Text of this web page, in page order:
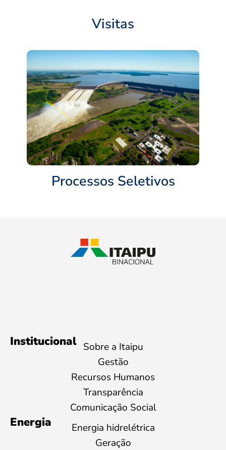
Visitas
Processos Seletivos
Institucional Sobre a Itaipu
Gestão
Recursos Humanos
Transparência
Comunicação Social
Energia
Energia hidrelétrica
Geração